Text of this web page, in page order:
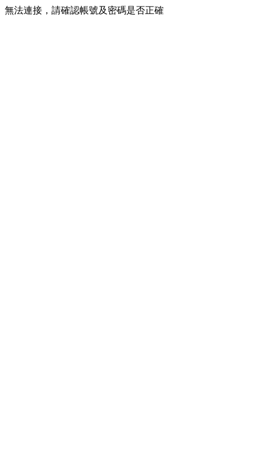
無法連接，請確認帳號及密碼是否正確